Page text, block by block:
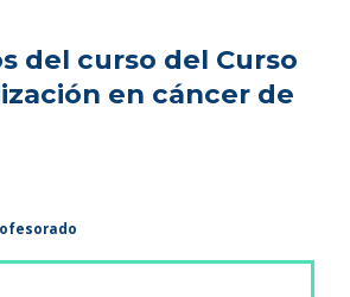
del curso del Curso
en cáncer de